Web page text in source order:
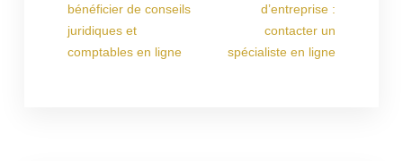
bénéficier de conseils
juridiques et
comptables en ligne
d’entreprise :
contacter un
spécialiste en ligne